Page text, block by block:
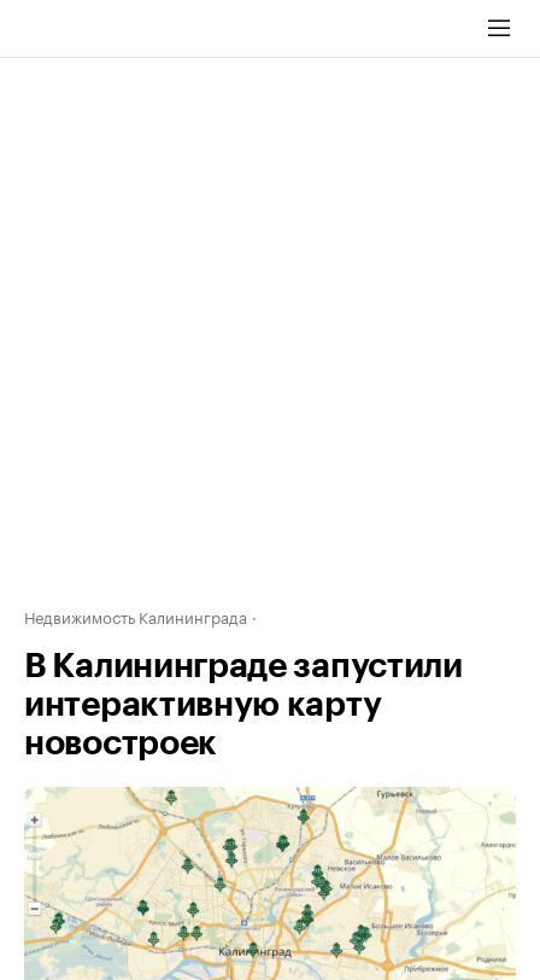
Недвижимость Калининграда
В Калининграде запустили
интерактивную карту
новостроек